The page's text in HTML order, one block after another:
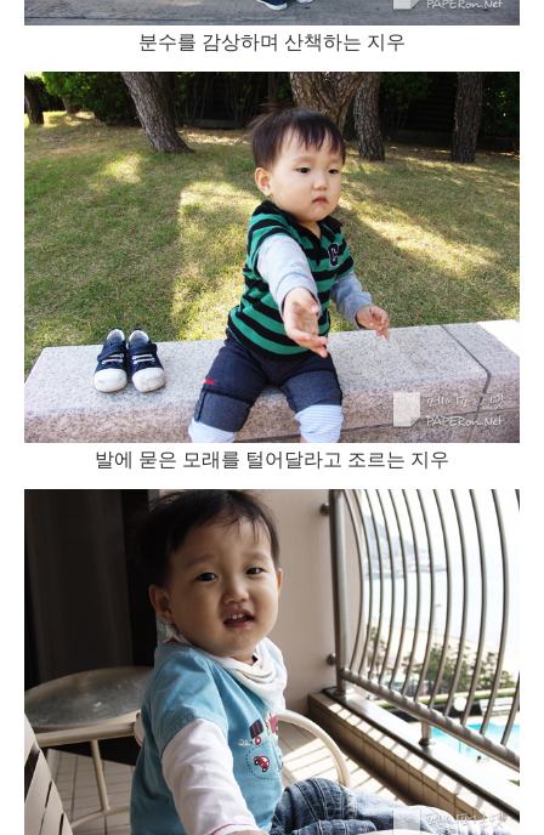
분수를 감상하며 산책하는 지우
발에 묻은 모래를 털어달라고 조르는 지우